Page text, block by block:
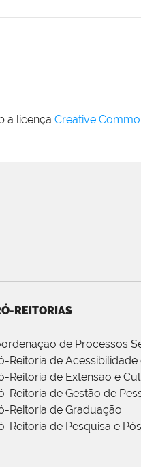
a licença Creative
REITORIAS
de Processos
Reitoria de
Reitoria de Extensão e
Reitoria de Gestão de
Reitoria de Graduação
Reitoria de Pesquisa e